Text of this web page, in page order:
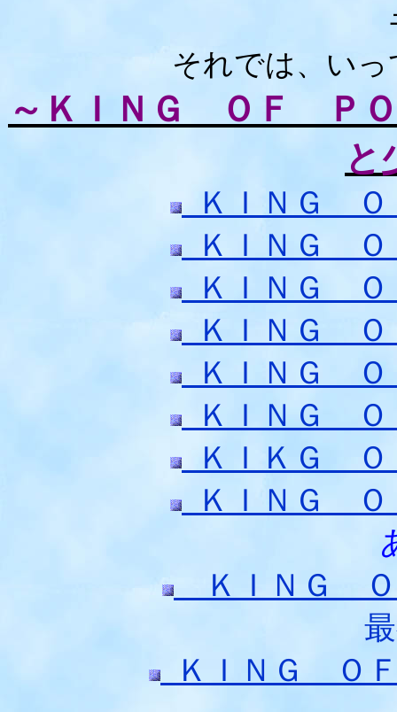
それでは、い
～ＫＩＮＧ ＯＦ ＰＯ
と
ＫＩＮＧ Ｏ
ＫＩＮＧ Ｏ
ＫＩＮＧ Ｏ
ＫＩＮＧ Ｏ
ＫＩＮＧ Ｏ
ＫＩＮＧ Ｏ
ＫＩＫＧ Ｏ
ＫＩＮＧ Ｏ
ＫＩＮＧ Ｏ
ＫＩＮＧ Ｏ